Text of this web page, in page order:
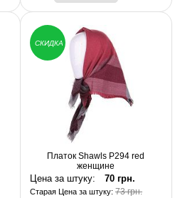
СКИДКА
Платок Shawls P294 red
женщине
Цена за штуку: 70 грн.
Старая Цена за штуку: 73 грн.